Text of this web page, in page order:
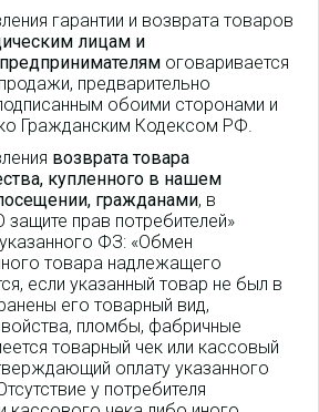
гарантии и возврата товаров
лицам и
оговаривается
предварительно
обоими сторонами и
Гражданским Кодексом РФ.
возврата товара
купленного в нашем
гражданами, в
прав потребителей»
ФЗ: «Обмен
товара надлежащего
если указанный товар не был в
его товарный вид,
пломбы, фабричные
товарный чек или кассовый
оплату указанного
у потребителя